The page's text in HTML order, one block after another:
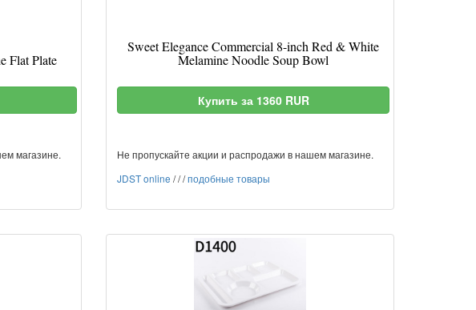
Flat Plate
магазине.
Sweet Elegance Commercial 8-inch Red & White
Melamine Noodle Soup Bowl
Купить за 1360 RUR
Не пропускайте акции и распродажи в нашем магазине.
JDST online ///подобные товары